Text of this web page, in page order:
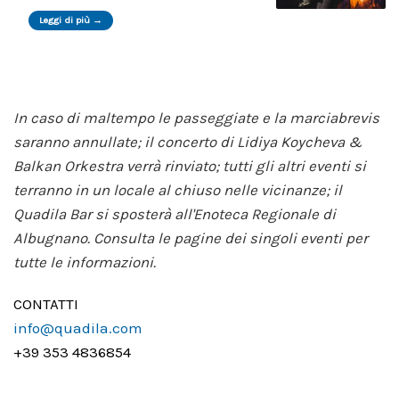
Leggi di più →
In caso di maltempo le passeggiate e la marciabrevis
saranno annullate; il concerto di Lidiya Koycheva &
Balkan Orkestra verrà rinviato; tutti gli altri eventi si
terranno in un locale al chiuso nelle vicinanze; il
Quadila Bar si sposterà all'Enoteca Regionale di
Albugnano. Consulta le pagine dei singoli eventi per
tutte le informazioni.
CONTATTI
info@quadila.com
+39 353 4836854